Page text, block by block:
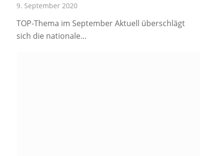
9. September 2020
TOP-Thema im September Aktuell überschlägt
sich die nationale…